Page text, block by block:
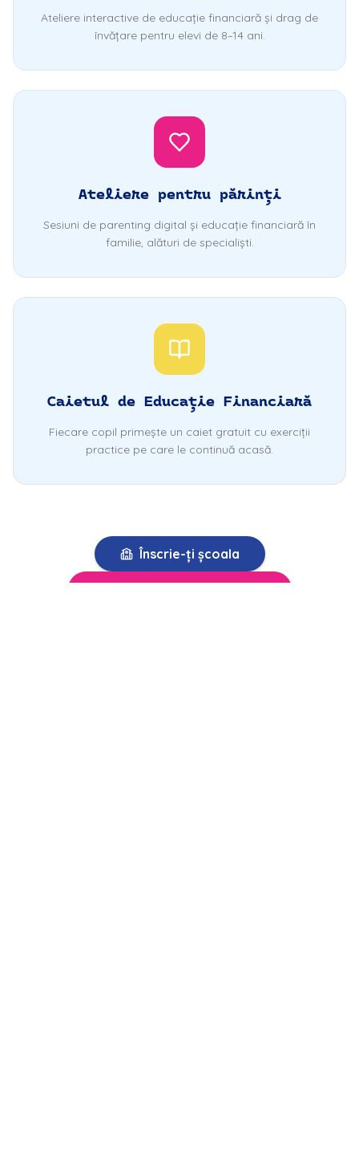
Ateliere interactive de educație financiară și drag de
învățare pentru elevi de 8–14 ani.
Ateliere pentru părinți
Sesiuni de parenting digital și educație financiară în
familie, alături de specialiști.
Caietul de Educație Financiară
Fiecare copil primește un caiet gratuit cu exerciții
practice pe care le continuă acasă.
Înscrie-ți școala